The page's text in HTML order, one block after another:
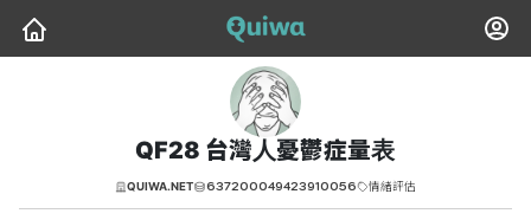
QF28 台灣人憂鬱症量表
QUIWA.NET 637200049423910056 情緒評估